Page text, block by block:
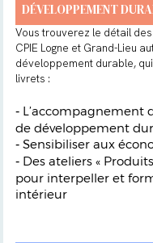
DÉVELOPPEMENT
Vous trouverez le détail
CPIE Logne et Grand-Lieu
développement durable,
livrets :
- L’accompagnement
de développement
- Sensibiliser aux
- Des ateliers «
pour interpeller et
intérieur